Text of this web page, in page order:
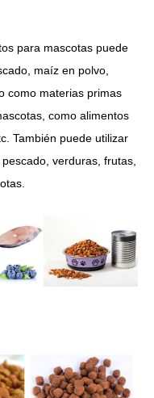
para mascotas puede
maíz en polvo,
como materias primas
como alimentos
También puede utilizar
verduras, frutas,